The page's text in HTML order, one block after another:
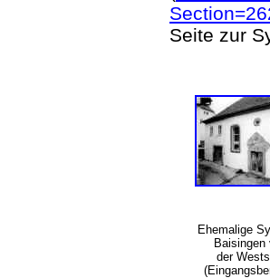
Seite zur
Ehemalige
der